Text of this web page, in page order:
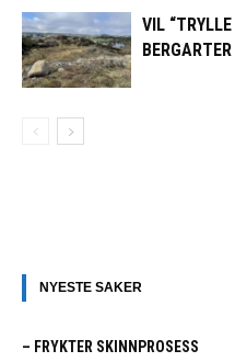
VIL
BERGARTER
NYESTE SAKER
– FRYKTER SKINNPROSESS